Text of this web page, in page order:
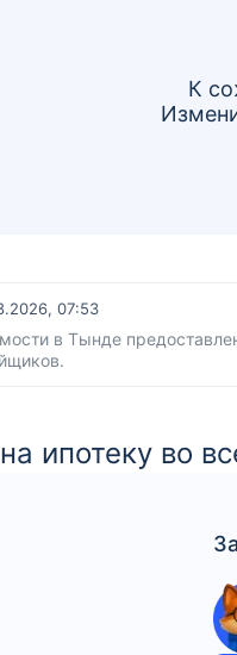
К
07:53
в Тынде
ипотеку во